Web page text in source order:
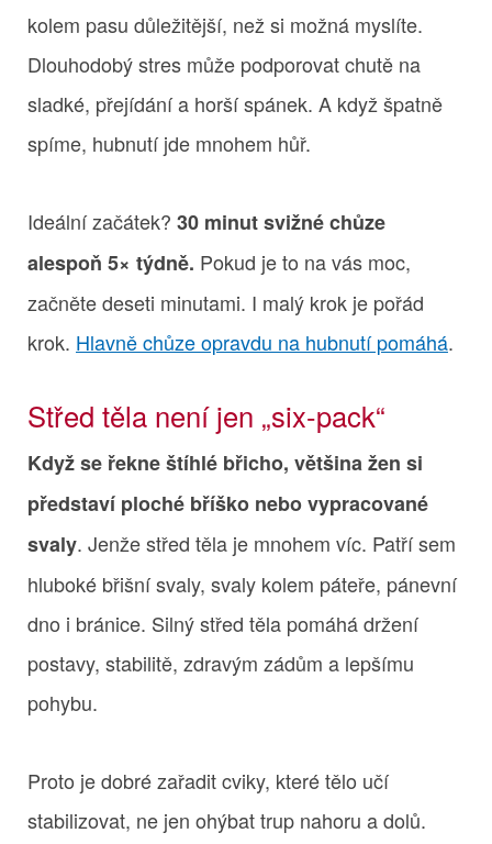
kolem pasu důležitější, než si možná myslíte.
Dlouhodobý stres může podporovat chutě na
sladké, přejídání a horší spánek. A když špatně
spíme, hubnutí jde mnohem hůř.
Ideální začátek? 30 minut svižné chůze
alespoň 5× týdně. Pokud je to na vás moc,
začněte deseti minutami. I malý krok je pořád
krok. Hlavně chůze opravdu na hubnutí pomáhá.
Střed těla není jen „six-pack“
Když se řekne štíhlé břicho, většina žen si
představí ploché bříško nebo vypracované
svaly. Jenže střed těla je mnohem víc. Patří sem
hluboké břišní svaly, svaly kolem páteře, pánevní
dno i bránice. Silný střed těla pomáhá držení
postavy, stabilitě, zdravým zádům a lepšímu
pohybu.
Proto je dobré zařadit cviky, které tělo učí
stabilizovat, ne jen ohýbat trup nahoru a dolů.